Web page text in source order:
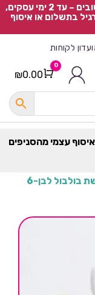
חדש! משלוח אקספרס בהתאם לרשימת היישובים – עד 2 ימי עסקים,
רגיל בתשלום או איסוף
לקוחות
Cart
0
₪0.00
חינם או איסוף עצמי מהסניפים
קשת בולבול לבן-6